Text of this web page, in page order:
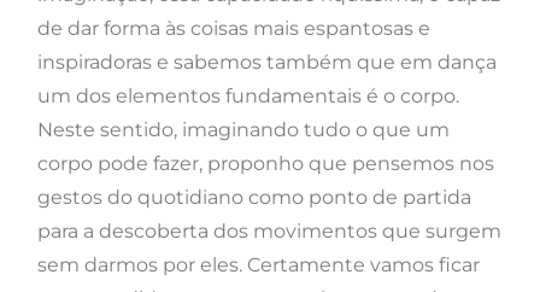
de dar forma às coisas mais espantosas e
inspiradoras e sabemos também que em dança
um dos elementos fundamentais é o corpo.
Neste sentido, imaginando tudo o que um
corpo pode fazer, proponho que pensemos nos
gestos do quotidiano como ponto de partida
para a descoberta dos movimentos que surgem
sem darmos por eles. Certamente vamos ficar